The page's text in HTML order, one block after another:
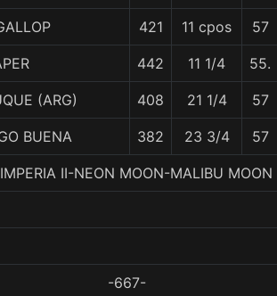
421 11 cpos 57
442 11 1/4 55.
(ARG) 408 21 1/4 57
BUENA 382 23 3/4 57
II-NEON MOON-MALIBU MOON
-667-